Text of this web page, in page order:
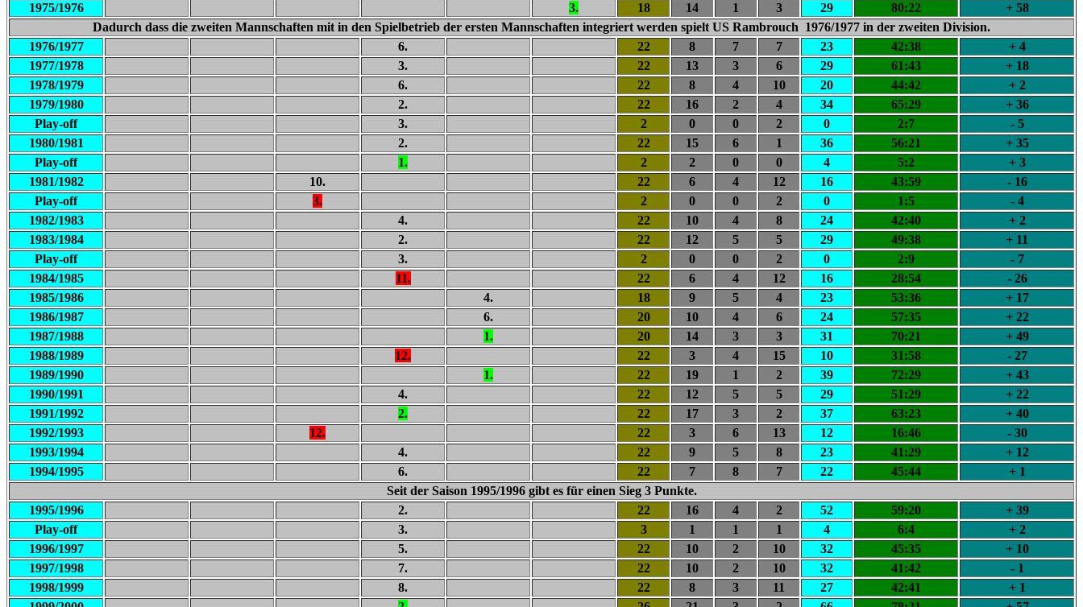
1975/1976
3. 18 14 1 3 29 80:22
+ 58
Dadurch dass die zweiten Mannschaften mit in den Spielbetrieb der ersten Mannschaften integriert werden spielt US Rambrouch 1976/1977 in der zweiten Division.
1976/1977
6. 22 8 7 7 23 42:38
+ 4
1977/1978
3. 22 13 3 6 29 61:43
+ 18
1978/1979
6. 22 8 4 10 20 44:42
+ 2
1979/1980
2. 22 16 2 4 34 65:29
+ 36
Play-off
3. 2 0 0 2 0 2:7
- 5
1980/1981
2. 22 15 6 1 36 56:21
+ 35
Play-off
1. 2 2 0 0 4 5:2
+ 3
1981/1982
10. 22 6 4 12 16 43:59
- 16
Play-off
3. 2 0 0 2 0 1:5
- 4
1982/1983
4. 22 10 4 8 24 42:40
+ 2
1983/1984
2. 22 12 5 5 29 49:38
+ 11
Play-off
3. 2 0 0 2 0 2:9
- 7
1984/1985
11. 22 6 4 12 16 28:54
- 26
1985/1986
4. 18 9 5 4 23 53:36
+ 17
1986/1987
6. 20 10 4 6 24 57:35
+ 22
1987/1988
1. 20 14 3 3 31 70:21
+ 49
1988/1989
12. 22 3 4 15 10 31:58
- 27
1989/1990
1. 22 19 1 2 39 72:29
+ 43
1990/1991
4. 22 12 5 5 29 51:29
+ 22
1991/1992
2. 22 17 3 2 37 63:23
+ 40
1992/1993
12. 22 3 6 13 12 16:46
- 30
1993/1994
4. 22 9 5 8 23 41:29
+ 12
1994/1995
6. 22 7 8 7 22 45:44
+ 1
Seit der Saison 1995/1996 gibt es für einen Sieg 3 Punkte.
1995/1996
2. 22 16 4 2 52 59:20
+ 39
Play-off
3. 3 1 1 1 4 6:4
+ 2
1996/1997
5. 22 10 2 10 32 45:35
+ 10
1997/1998
7. 22 10 2 10 32 41:42
- 1
1998/1999
8. 22 8 3 11 27 42:41
+ 1